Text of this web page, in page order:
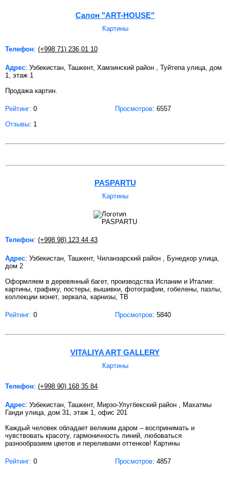
Салон "ART-HOUSE"
Картины
Телефон: (+998 71) 236 01 10
Адрес: Узбекистан, Ташкент, Хамзинский район , Туйтепа улица, дом
1, этаж 1
Продажа картин.
Рейтинг: 0 Просмотров: 6557
Отзывы: 1
PASPARTU
Картины
Телефон: (+998 98) 123 44 43
Адрес: Узбекистан, Ташкент, Чиланзарский район , Бунедкор улица,
дом 2
Оформляем в деревянный багет, производства Испании и Италии:
картины, графику, постеры, вышивки, фотографии, гобелены, пазлы,
коллекции монет, зеркала, карнизы, ТВ
Рейтинг: 0 Просмотров: 5840
VITALIYA ART GALLERY
Картины
Телефон: (+998 90) 168 35 84
Адрес: Узбекистан, Ташкент, Мирзо-Улугбекский район , Махатмы
Ганди улица, дом 31, этаж 1, офис 201
Каждый человек обладает великим даром – воспринимать и
чувствовать красоту, гармоничность линий, любоваться
разнообразием цветов и переливами оттенков! Картины
Рейтинг: 0 Просмотров: 4857